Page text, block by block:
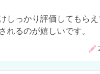
しっかり評価してもら
れるのが嬉しいです。